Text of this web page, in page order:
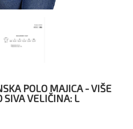
POLO MAJICA - VIŠE
SIVA VELIČINA: L